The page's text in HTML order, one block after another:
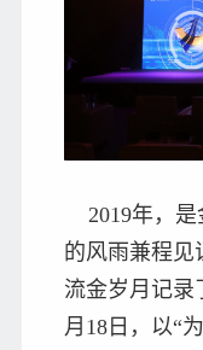
2019年，是
的风雨兼程见
流金岁月记录
月18日，以“